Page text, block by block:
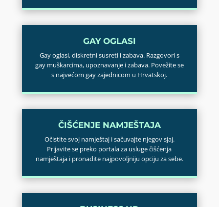
GAY OGLASI
Gay oglasi, diskretni susreti i zabava. Razgovori s
gay muškarcima, upoznavanje i zabava. Povežite se
s najvećom gay zajednicom u Hrvatskoj.
ČIŠĆENJE NAMJEŠTAJA
Očistite svoj namještaj i sačuvajte njegov sjaj.
Prijavite se preko portala za usluge čišćenja
namještaja i pronađite najpovoljniju opciju za sebe.